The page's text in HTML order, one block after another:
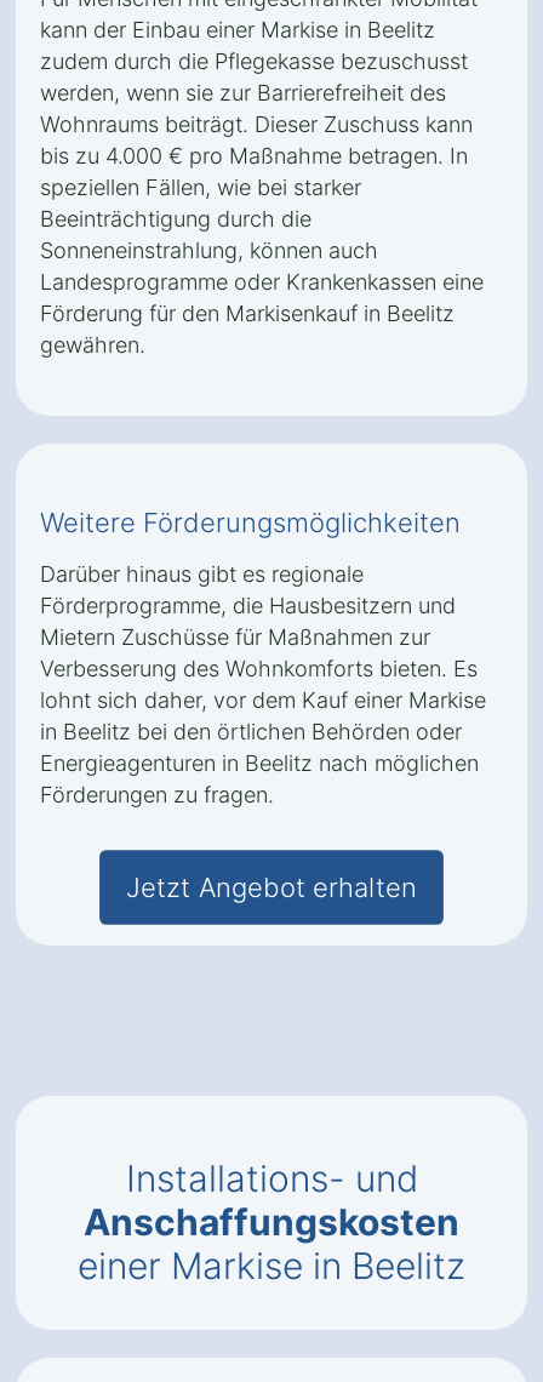
kann der Einbau einer Markise in Beelitz
zudem durch die Pflegekasse bezuschusst
werden, wenn sie zur Barrierefreiheit des
Wohnraums beiträgt. Dieser Zuschuss kann
bis zu 4.000 € pro Maßnahme betragen. In
speziellen Fällen, wie bei starker
Beeinträchtigung durch die
Sonneneinstrahlung, können auch
Landesprogramme oder Krankenkassen eine
Förderung für den Markisenkauf in Beelitz
gewähren.
Weitere Förderungsmöglichkeiten
Darüber hinaus gibt es regionale
Förderprogramme, die Hausbesitzern und
Mietern Zuschüsse für Maßnahmen zur
Verbesserung des Wohnkomforts bieten. Es
lohnt sich daher, vor dem Kauf einer Markise
in Beelitz bei den örtlichen Behörden oder
Energieagenturen in Beelitz nach möglichen
Förderungen zu fragen.
Jetzt Angebot erhalten
Installations- und
Anschaffungskosten
einer Markise in Beelitz